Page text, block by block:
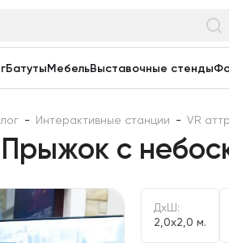
Батуты МебельВыставочные стенды
- Интерактивные станции - VR
Прыжок с
ДxШ:
2,0x2,0 м.